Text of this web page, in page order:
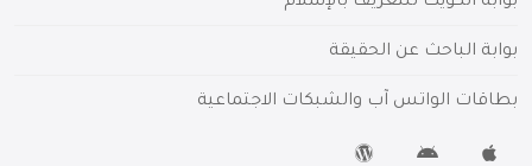
بوابة الباحث عن الحقيقة
بطاقات الواتس آب والشبكات الاجتماعية